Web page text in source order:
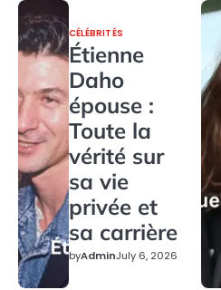
CÉLÉBRITÉS
Étienne
Daho
épouse :
Toute la
vérité sur
sa vie
privée et
sa carrière
byAdminJuly 6, 2026